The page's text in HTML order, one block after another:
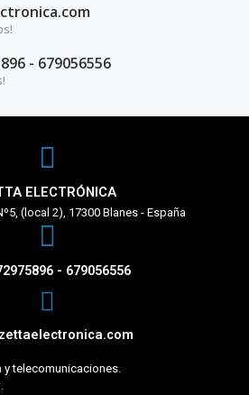
- 679056556
ELECTRÓNICA
(local 2), 17300 Blanes - España
- 679056556
y telecomunicaciones.